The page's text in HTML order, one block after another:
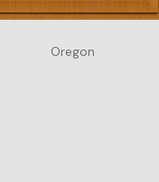
Oregon